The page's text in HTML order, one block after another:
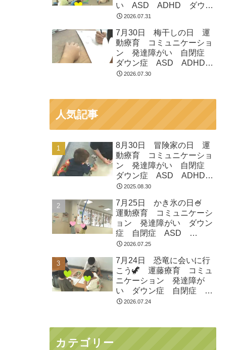
い ASD ADHD ダウン
症 児童発達支援 放課後
つくばみらい市 坂東市
守谷市
2026.07.31
7月30日 梅干しの日 運
動療育 コミュニケーショ
ン 発達障がい 自閉症
ダウン症 ASD ADHD
放課後等デイサービス 児
2026.07.30
人気記事
8月30日 冒険家の日 運
動療育 コミュニケーショ
ン 発達障がい 自閉症
ダウン症 ASD ADHD
放課後等デイサービス 児
ばみらい市 坂東市 守谷
市
2025.08.30
7月25日 かき氷の日🍧
運動療育 コミュニケーシ
ョン 発達障がい ダウン
症 自閉症 ASD
ADHD 児童発達支援 放
市 つくばみらい市 坂東
市 守谷市
2026.07.25
7月24日 恐竜に会いに行
こう🦖 運藤療育 コミュ
ニケーション 発達障が
い ダウン症 自閉症
ASD ADHD 児童発達支
2026.07.24
カテゴリー